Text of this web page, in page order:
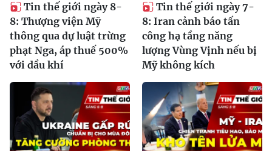
Tin thế giới ngày 8-
8: Thượng viện Mỹ
thông qua dự luật trừng
phạt Nga, áp thuế 500%
với dầu khí
Tin thế giới ngày 7-
8: Iran cảnh báo tấn
công hạ tầng năng
lượng Vùng Vịnh nếu bị
Mỹ không kích